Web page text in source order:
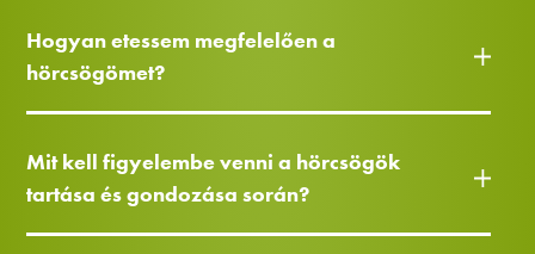
Hogyan etessem megfelelően a
hörcsögömet?
Mit kell figyelembe venni a hörcsögök
tartása és gondozása során?